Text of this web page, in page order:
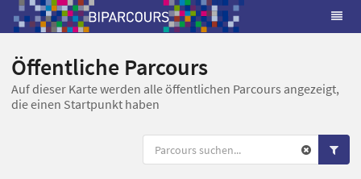
Öffentliche Parcours
Auf dieser Karte werden alle öffentlichen Parcours angezeigt,
die einen Startpunkt haben